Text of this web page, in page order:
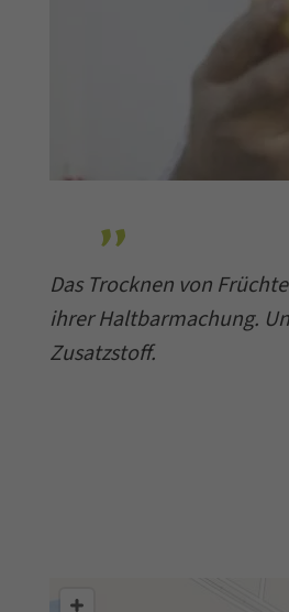
Das Trocknen von
ihrer Haltbarmachung.
Zusatzstoff.